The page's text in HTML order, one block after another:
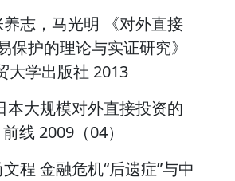
志，马光明 《对外直接
保护的理论与实证研究》
大学出版社 2013
本大规模对外直接投资的
线 2009（04）
程 金融危机“后遗症”与中